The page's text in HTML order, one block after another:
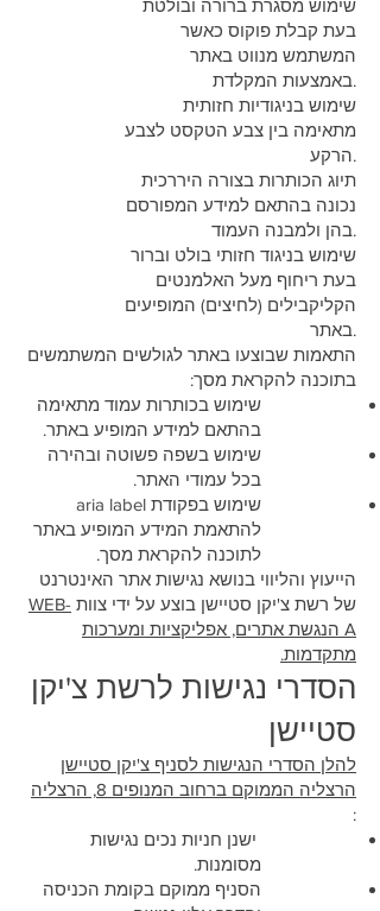
שימוש מסגרת ברורה ובולטת
בעת קבלת פוקוס כאשר
המשתמש מנווט באתר
באמצעות המקלדת.
שימוש בניגודיות חזותית
מתאימה בין צבע הטקסט לצבע
הרקע.
תיוג הכותרות בצורה היררכית
נכונה בהתאם למידע המפורסם
בהן ולמבנה העמוד.
שימוש בניגוד חזותי בולט וברור
בעת ריחוף מעל האלמנטים
הקליקבילים (לחיצים) המופיעים
באתר.
התאמות שבוצעו באתר לגולשים המשתמשים
בתוכנה להקראת מסך:
שימוש בכותרות עמוד מתאימה
בהתאם למידע המופיע באתר.
שימוש בשפה פשוטה ובהירה
בכל עמודי האתר.
שימוש בפקודת aria label
להתאמת המידע המופיע באתר
לתוכנה להקראת מסך.
הייעוץ והליווי בנושא נגישות אתר האינטרנט
של רשת צ'יקן סטיישן בוצע על ידי צוות WEB-
A הנגשת אתרים, אפליקציות ומערכות
מתקדמות.
הסדרי נגישות לרשת צ'יקן
סטיישן
להלן הסדרי הנגישות לסניף צ'יקן סטיישן
הרצליה הממוקם ברחוב המנופים 8, הרצליה
:
ישנן חניות נכים נגישות
מסומנות.
הסניף ממוקם בקומת הכניסה